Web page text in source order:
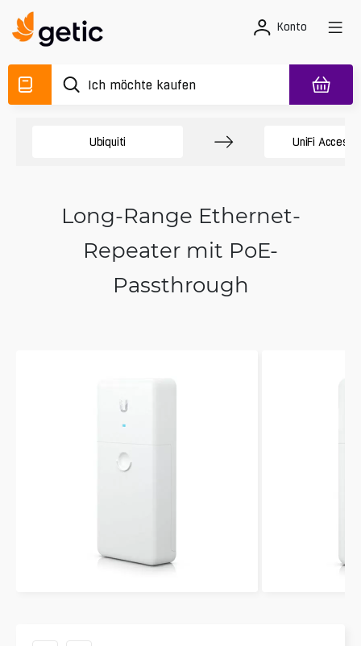
Konto
Ubiquiti UniFi Access
Long-Range Ethernet-
Repeater mit PoE-
Passthrough